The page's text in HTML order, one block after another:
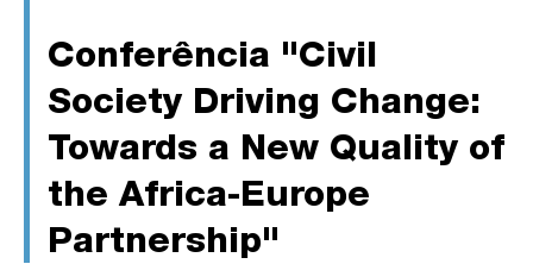
Conferência "Civil
Society Driving Change:
Towards a New Quality of
the Africa-Europe
Partnership"